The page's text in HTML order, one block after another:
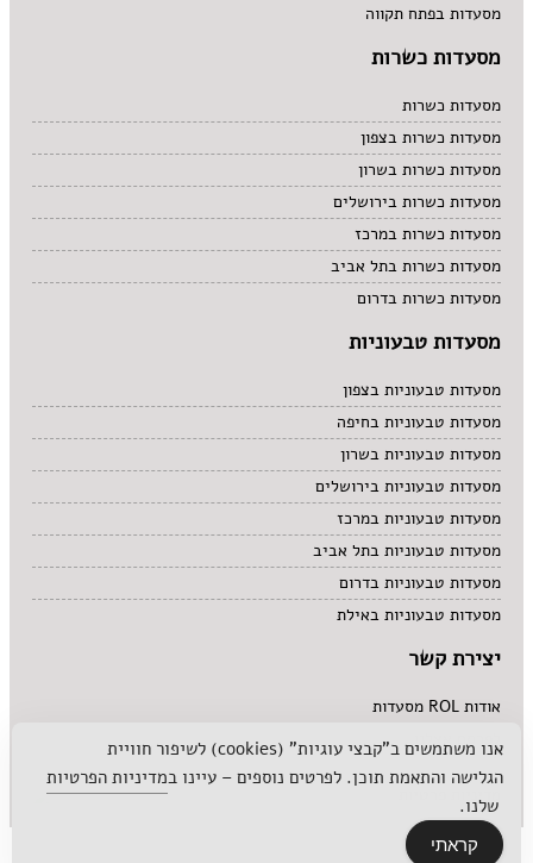
מסעדות בפתח תקווה
מסעדות כשרות
מסעדות כשרות
מסעדות כשרות בצפון
מסעדות כשרות בשרון
מסעדות כשרות בירושלים
מסעדות כשרות במרכז
מסעדות כשרות בתל אביב
מסעדות כשרות בדרום
מסעדות טבעוניות
מסעדות טבעוניות בצפון
מסעדות טבעוניות בחיפה
מסעדות טבעוניות בשרון
מסעדות טבעוניות בירושלים
מסעדות טבעוניות במרכז
מסעדות טבעוניות בתל אביב
מסעדות טבעוניות בדרום
מסעדות טבעוניות באילת
יצירת קשר
אודות ROL מסעדות
אנו משתמשים ב"קבצי עוגיות" (cookies) לשיפור חוויית
הגלישה והתאמת תוכן. לפרטים נוספים – עיינו במדיניות הפרטיות
שלנו.
קראתי